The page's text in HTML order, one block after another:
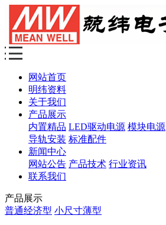
网站首页
明纬资料
关于我们
产品展示
内置精品 LED驱动电源 模块电源
导轨安装 标准配件
新闻中心
网站公告 产品技术 行业资讯
联系我们
产品展示
普通经济型 小尺寸薄型